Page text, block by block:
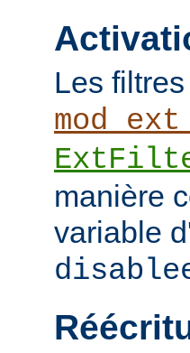
Les
manière
variable